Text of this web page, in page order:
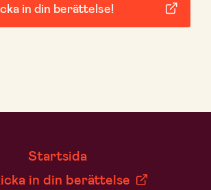
in din berättelse!
Startsida
in din berättelse